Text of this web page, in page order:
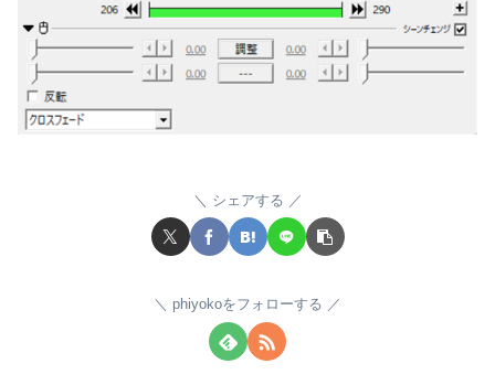
シェアする
phiyokoをフォローする